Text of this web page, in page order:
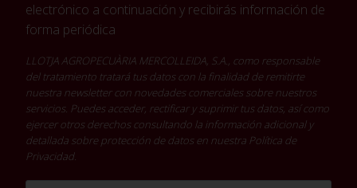
electrónico a continuación y recibirás información de
forma periódica
LLOTJA AGROPECUÀRIA MERCOLLEIDA, S.A., como responsable
del tratamiento tratará tus datos con la finalidad de remitirte
nuestra newsletter con novedades comerciales sobre nuestros
servicios. Puedes acceder, rectificar y suprimir tus datos, así como
ejercer otros derechos consultando la información adicional y
detallada sobre protección de datos en nuestra Política de
Privacidad.